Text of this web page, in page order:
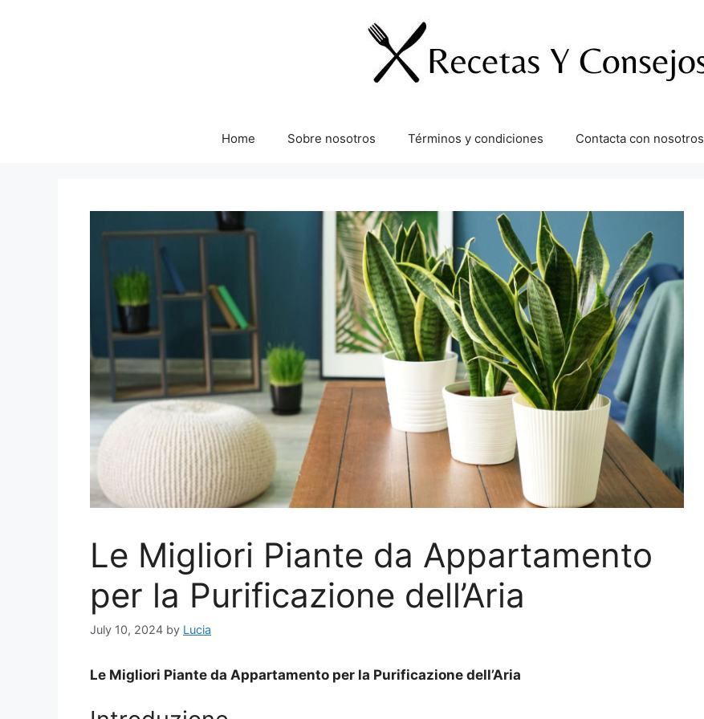
Home Sobre nosotros Términos y condiciones Contacta con nosotros
Le Migliori Piante da Appartamento
per la Purificazione dell’Aria
July 10, 2024 by Lucia
Le Migliori Piante da Appartamento per la Purificazione dell’Aria